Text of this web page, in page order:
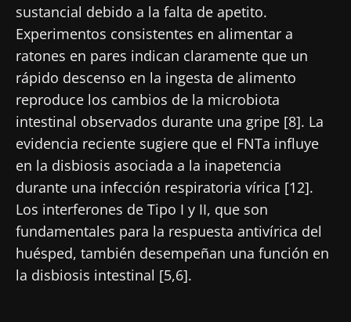
sustancial debido a la falta de apetito.
Experimentos consistentes en alimentar a
ratones en pares indican claramente que un
rápido descenso en la ingesta de alimento
reproduce los cambios de la microbiota
intestinal observados durante una gripe [8]. La
evidencia reciente sugiere que el FNTa influye
en la disbiosis asociada a la inapetencia
durante una infección respiratoria vírica [12].
Los interferones de Tipo I y II, que son
fundamentales para la respuesta antivírica del
huésped, también desempeñan una función en
la disbiosis intestinal [5,6].